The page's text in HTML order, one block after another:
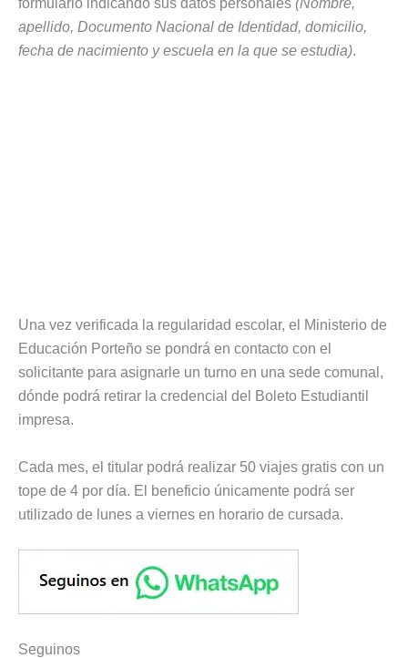
apellido, Documento Nacional de Identidad, domicilio,
fecha de nacimiento y escuela en la que se estudia).
Una vez verificada la regularidad escolar, el Ministerio de
Educación Porteño se pondrá en contacto con el
solicitante para asignarle un turno en una sede comunal,
dónde podrá retirar la credencial del Boleto Estudiantil
impresa.
Cada mes, el titular podrá realizar 50 viajes gratis con un
tope de 4 por día. El beneficio únicamente podrá ser
utilizado de lunes a viernes en horario de cursada.
Seguinos